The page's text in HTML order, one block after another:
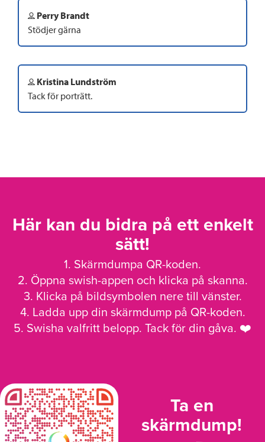
Perry Brandt
Stödjer gärna
Kristina Lundström
Tack för porträtt.
Här kan du bidra på ett enkelt
sätt!
1. Skärmdumpa QR-koden.
2. Öppna swish-appen och klicka på skanna.
3. Klicka på bildsymbolen nere till vänster.
4. Ladda upp din skärmdump på QR-koden.
5. Swisha valfritt belopp. Tack för din gåva. ❤️
Ta en
skärmdump!